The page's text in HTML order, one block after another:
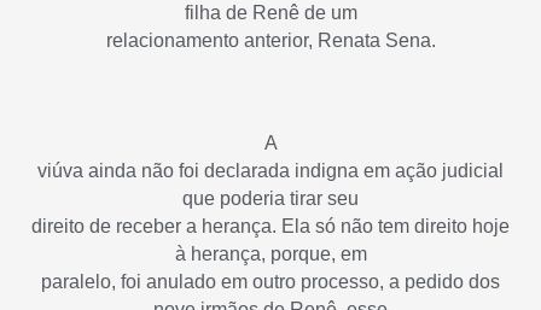
filha de Renê de um
relacionamento anterior, Renata Sena.
A
viúva ainda não foi declarada indigna em ação judicial
que poderia tirar seu
direito de receber a herança. Ela só não tem direito hoje
à herança, porque, em
paralelo, foi anulado em outro processo, a pedido dos